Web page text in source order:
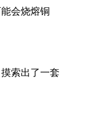
会烧熔铜
索出了一套